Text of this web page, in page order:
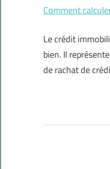
Comment
Le crédit
bien. Il
de rachat de